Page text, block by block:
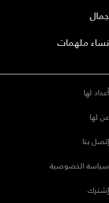
جمال
نساء ملهمات
أعداد لها
عن لها
إتصل بنا
سياسة الخصوصية
إشترك